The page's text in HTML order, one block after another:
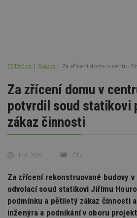
ESTAV.cz Stavba Za zřícení domu v centru
Za zřícení domu v
potvrdil soud statikovi
zákaz činnosti
1. 8. 2025 ČTK
Za zřícení rekonstruované budovy
odvolací soud statikovi Jiřímu
podmínku a pětiletý zákaz činnosti
inženýra a podnikání v oboru